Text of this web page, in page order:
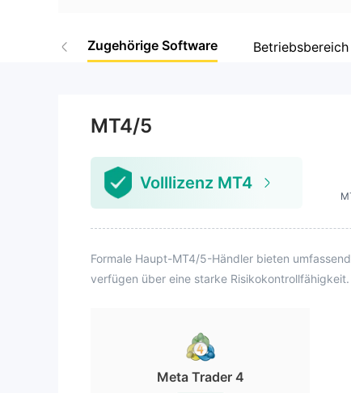
Zugehörige Software Betriebsbereich
MT4/5
Volllizenz MT4
Formale Haupt-MT4/5-Händler bieten
verfügen über eine starke Risikokontrollfähigkeit.
Meta Trader 4